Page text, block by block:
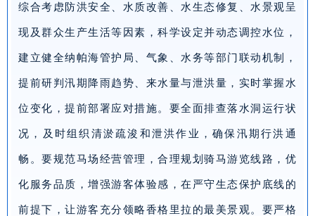
综合考虑防洪安全、水质改善、水生态修复、水景观呈
现及群众生产生活等因素，科学设定并动态调控水位，
建立健全纳帕海管护局、气象、水务等部门联动机制，
提前研判汛期降雨趋势、来水量与泄洪量，实时掌握水
位变化，提前部署应对措施。要全面排查落水洞运行状
况，及时组织清淤疏浚和泄洪作业，确保汛期行洪通
畅。要规范马场经营管理，合理规划骑马游览线路，优
化服务品质，增强游客体验感，在严守生态保护底线的
前提下，让游客充分领略香格里拉的最美景观。要严格